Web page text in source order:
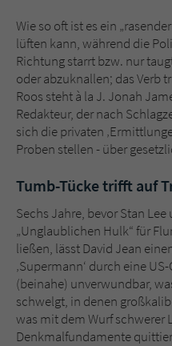
Wie so oft ist es ein
lüften kann, während die
Richtung starrt bzw. nur
oder abzuknallen; das Verb
Roos steht à la J. Jonah
Redakteur, der nach
sich die privaten
Proben stellen - über
Tumb-Tücke trifft auf
Sechs Jahre, bevor Stan
„Unglaublichen Hulk“ für
ließen, lässt David Jean
‚Supermann‘ durch eine
(beinahe) unverwundbar,
schwelgt, in denen
was mit dem Wurf schwerer
Denkmalfundamente